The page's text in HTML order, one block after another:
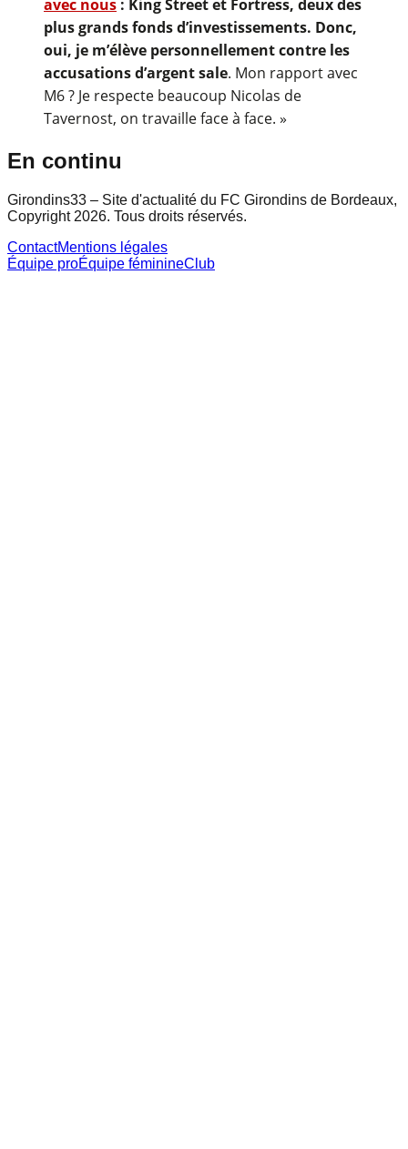
avec nous : King Street et Fortress, deux des
plus grands fonds d’investissements. Donc,
oui, je m’élève personnellement contre les
accusations d’argent sale. Mon rapport avec
M6 ? Je respecte beaucoup Nicolas de
Tavernost, on travaille face à face. »
En continu
Girondins33 – Site d'actualité du FC Girondins de Bordeaux,
Copyright 2026. Tous droits réservés.
ContactMentions légales
Équipe proÉquipe féminineClub